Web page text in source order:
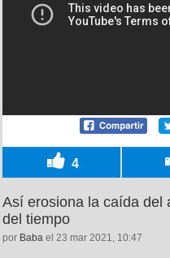
4
Así erosiona la caída del
del tiempo
por Baba el 23 mar 2021, 10:47